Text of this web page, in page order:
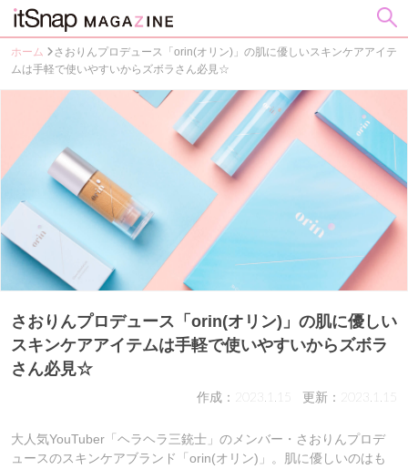
ホーム
さおりんプロデュース「orin(オリン)」の肌に優しいスキンケアアイテ
ムは手軽で使いやすいからズボラさん必見☆
さおりんプロデュース「orin(オリン)」の肌に優しい
スキンケアアイテムは手軽で使いやすいからズボラ
さん必見☆
作成：2023.1.15 更新：2023.1.15
大人気YouTuber「ヘラヘラ三銃士」のメンバー・さおりんプロデ
ュースのスキンケアブランド「orin(オリン)」。肌に優しいのはも